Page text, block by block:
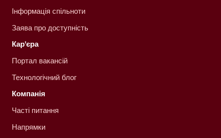
Інформація спільноти
Заява про доступність
Кар'єра
Портал вакансій
Технологічний блог
Компанія
Часті питання
Напрямки